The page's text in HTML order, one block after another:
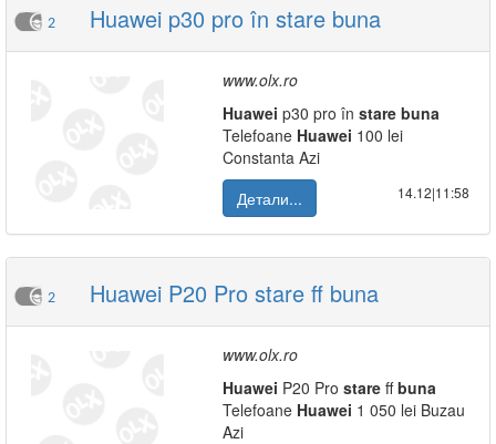
2 Huawei p30 pro în stare buna
www.olx.ro
Huawei p30 pro în stare buna
Telefoane Huawei 100 lei
Constanta Azi
Детали...
14.12|11:58
2 Huawei P20 Pro stare ff buna
www.olx.ro
Huawei P20 Pro stare ffbuna
Telefoane Huawei 1 050 lei Buzau
Azi